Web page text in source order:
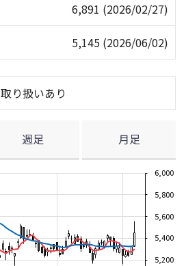
6,891 (2026/02/27)
5,145 (2026/06/02)
取り扱いあり
週足 月足
5,200
5,400
5,600
5,800
6,000